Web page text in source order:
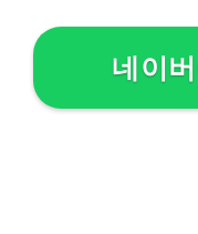
네이